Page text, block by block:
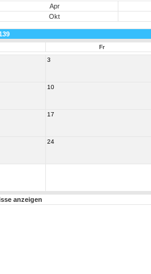
Apr
Okt
Fr
3
10
17
24
anzeigen